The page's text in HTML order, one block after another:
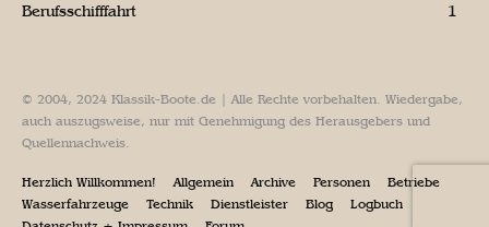
Berufsschifffahrt
1
© 2004, 2024 Klassik-Boote.de | Alle Rechte vorbehalten. Wiedergabe,
auch auszugsweise, nur mit Genehmigung des Herausgebers und
Quellennachweis.
Herzlich Willkommen! Allgemein Archive Personen
Betriebe
Wasserfahrzeuge
Technik Dienstleister Blog
Logbuch